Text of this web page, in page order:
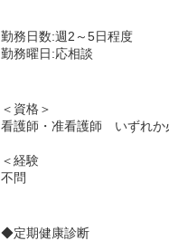
勤務日数:週2～5日程度
勤務曜日:応相談
＜資格＞
看護師・准看護師 いずれか
＜経験
不問
◆定期健康診断